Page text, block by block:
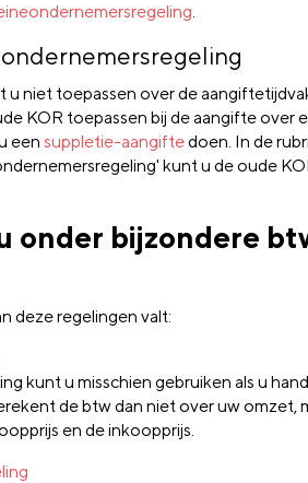
.
u niet toepassen over de
KOR toepassen bij de aangifte over
een suppletie-aangiftedoen. In de
kunt u de oude
onder bijzondere
deze regelingen valt:
kunt u misschien gebruiken als u
de btw dan niet over uw omzet,
en de inkoopprijs.